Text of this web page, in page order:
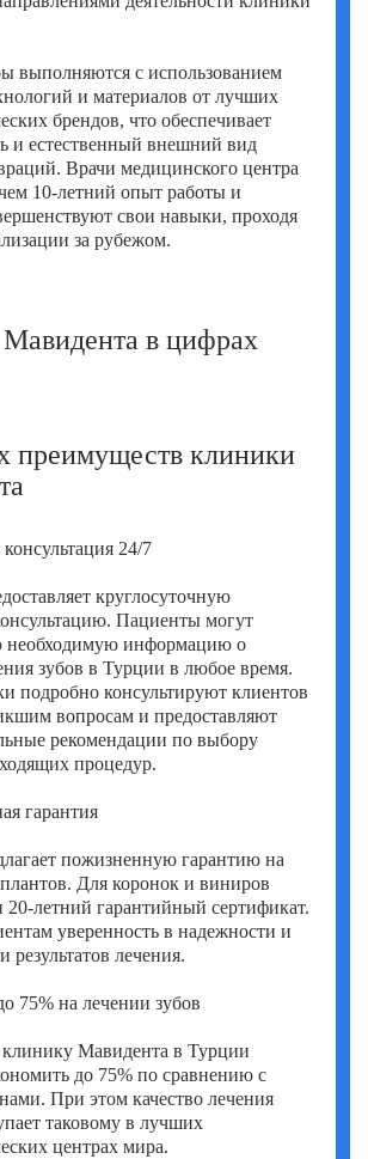
Aydogan)
(Hale Basak Caglar)
Sozen)
Dogan)
Schechter)
выполняются с использованием
и материалов от лучших
брендов, что обеспечивает
и естественный внешний вид
Врачи медицинского центра
10-летний опыт работы и
свои навыки, проходя
за рубежом.
в цифрах
преимуществ клиники
24/7
круглосуточную
Пациенты могут
необходимую информацию о
зубов в Турции в любое время.
подробно консультируют клиентов
вопросам и предоставляют
рекомендации по выбору
процедур.
гарантия
пожизненную гарантию на
Для коронок и виниров
20-летний гарантийный сертификат.
уверенность в надежности и
результатов лечения.
75% на лечении зубов
Мавидента в Турции
до 75% по сравнению с
При этом качество лечения
таковому в лучших
центрах мира.